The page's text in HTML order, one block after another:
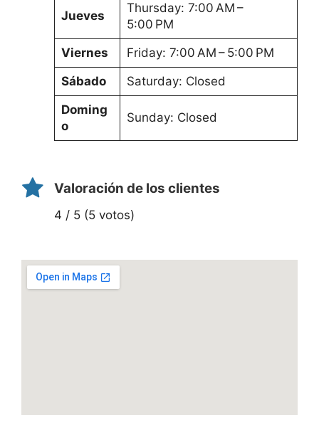
Jueves
Thursday: 7:00 AM –
5:00 PM
Viernes
Friday: 7:00 AM – 5:00 PM
Sábado
Saturday: Closed
Doming
o
Sunday: Closed
Valoración de los clientes
4 / 5 (5 votos)